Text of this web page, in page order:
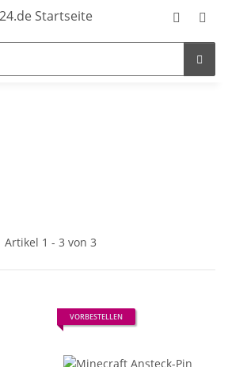
Artikel 1 - 3 von 3
VORBESTELLEN